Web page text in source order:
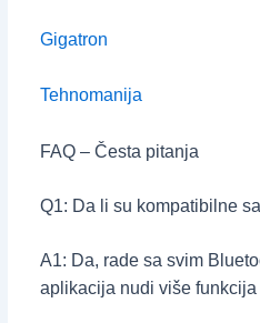
Gigatron
Tehnomanija
FAQ – Česta pitanja
Q1: Da li su kompatibilne
A1: Da, rade sa svim
aplikacija nudi više funkcija